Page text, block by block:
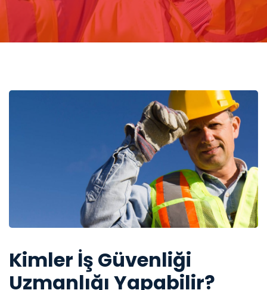
Kimler İş Güvenliği
Uzmanlığı Yapabilir?